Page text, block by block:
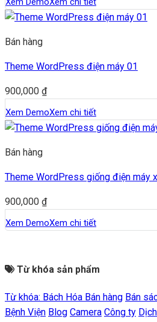
Bán hàng
Theme WordPress điện máy 01
900,000 ₫
Xem DemoXem chi tiết
Bán hàng
Theme WordPress giống điện máy
900,000 ₫
Xem DemoXem chi tiết
Từ khóa sản phẩm
Từ khóa: Bách Hóa Bán hàng Bán
Bệnh Viện Blog Camera Công ty